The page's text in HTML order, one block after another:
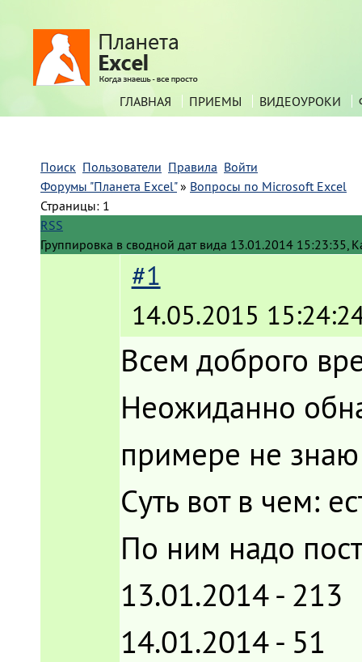
ГЛАВНАЯ ПРИЕМЫ ВИДЕОУРОКИ
Поиск Пользователи Правила Войти
Форумы "Планета Excel" » Вопросы по Microsoft Excel
Страницы: 1
RSS
Группировка в сводной дат вида 13.01.2014 15:23:35,
#1
14.05.2015
Всем доброго
Неожиданно
примере не знаю
Суть вот в чем:
По ним надо
13.01.2014 - 213
14.01.2014 - 51